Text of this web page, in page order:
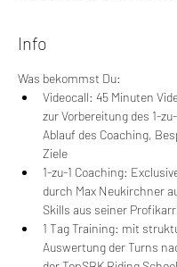
Info
Was bekommst Du:
Videocall: 45 Minuten
zur Vorbereitung des 1-
Ablauf des Coaching,
Ziele
1-zu-1 Coaching:
durch Max Neukirchner
Skills aus seiner
1 Tag Training: mit
Auswertung der Turns